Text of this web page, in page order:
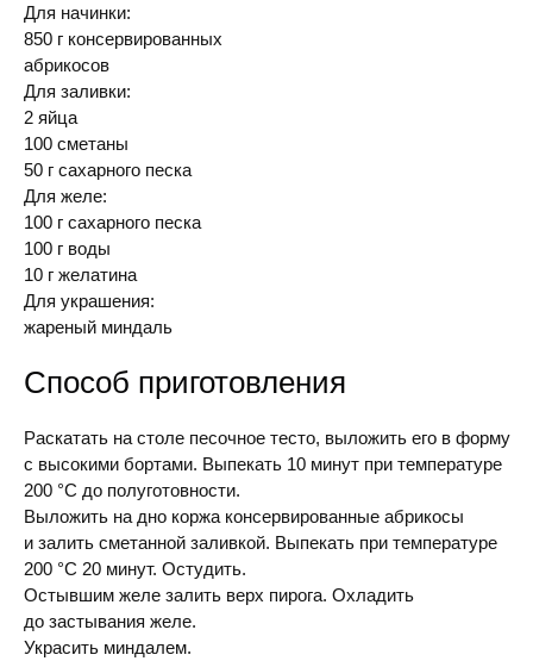
Для начинки:
850 г консервированных
абрикосов
Для заливки:
2 яйца
100 сметаны
50 г сахарного песка
Для желе:
100 г сахарного песка
100 г воды
10 г желатина
Для украшения:
жареный миндаль
Способ приготовления
Раскатать на столе песочное тесто, выложить его в форму
с высокими бортами. Выпекать 10 минут при температуре
200 °C до полуготовности.
Выложить на дно коржа консервированные абрикосы
и залить сметанной заливкой. Выпекать при температуре
200 °C 20 минут. Остудить.
Остывшим желе залить верх пирога. Охладить
до застывания желе.
Украсить миндалем.